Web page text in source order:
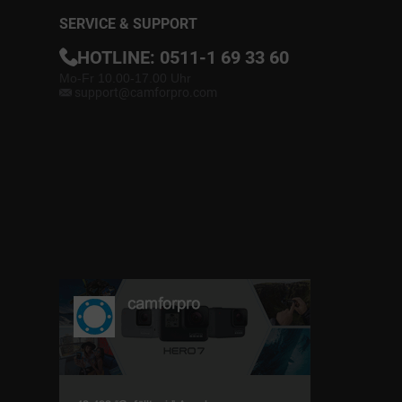
SERVICE & SUPPORT
HOTLINE: 0511-1 69 33 60